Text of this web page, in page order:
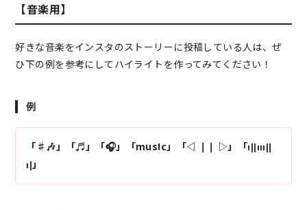
【音楽用】
好きな音楽をインスタのストーリーに投稿している人は、ぜ
ひ下の例を参考にしてハイライトを作ってみてください！
例
「♯🎶」「♬」「🎧」「mus!c」「◁ ❘❘ ▷」「ı||ııı||
ı| 」